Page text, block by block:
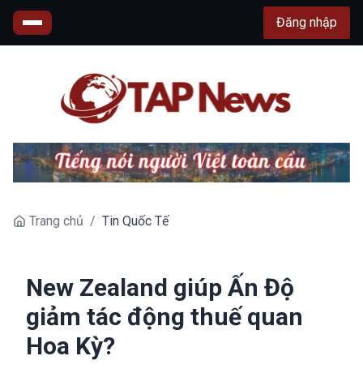
Đăng nhập
Trang chủ / Tin Quốc Tế
New Zealand giúp Ấn Độ
giảm tác động thuế quan
Hoa Kỳ?